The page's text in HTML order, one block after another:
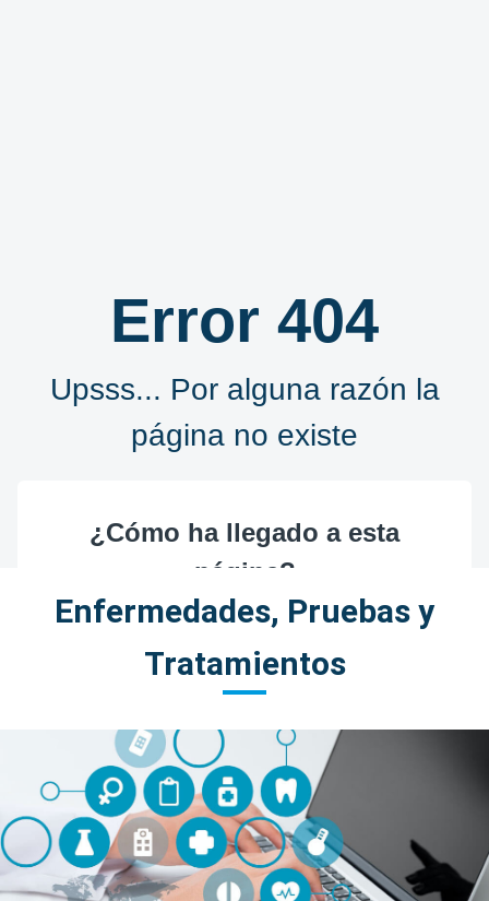
Enfermedades, Pruebas y
Tratamientos